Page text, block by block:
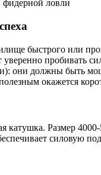
быстрого или
уверенно пробивать
они должны быть
окажется
катушка. Размер
силовую